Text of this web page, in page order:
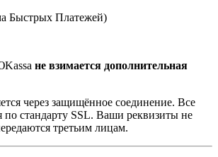
Быстрых Платежей)
не взимается дополнительная
через защищённое соединение. Все
стандарту SSL. Ваши реквизиты не
третьим лицам.